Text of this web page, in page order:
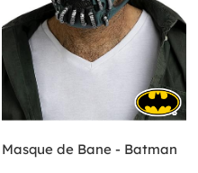
Masque de Bane - Batman